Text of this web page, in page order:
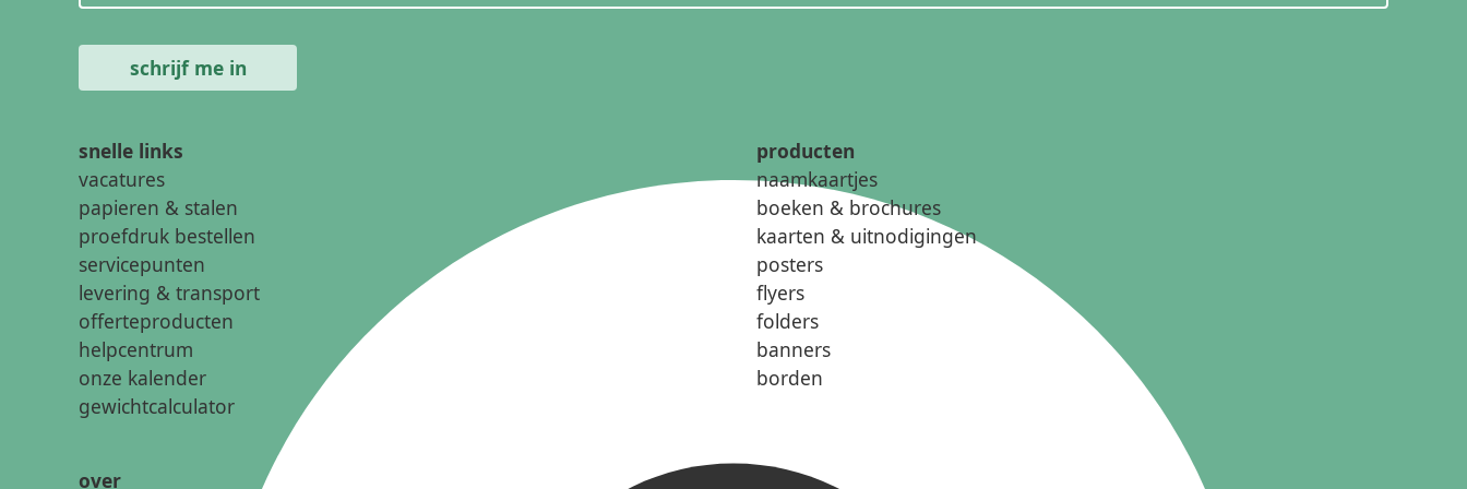
snelle links
vacatures
papieren & stalen
proefdruk bestellen
servicepunten
levering & transport
offerteproducten
helpcentrum
onze kalender
gewichtcalculator
over
producten
naamkaartjes
boeken & brochures
kaarten & uitnodigingen
posters
flyers
folders
banners
borden